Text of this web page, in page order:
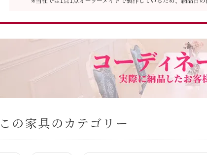
この家具のカテゴリー